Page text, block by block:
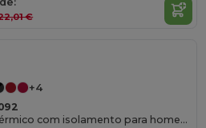
€
+4
Colete térmico com isolamento para homem "Oslo"